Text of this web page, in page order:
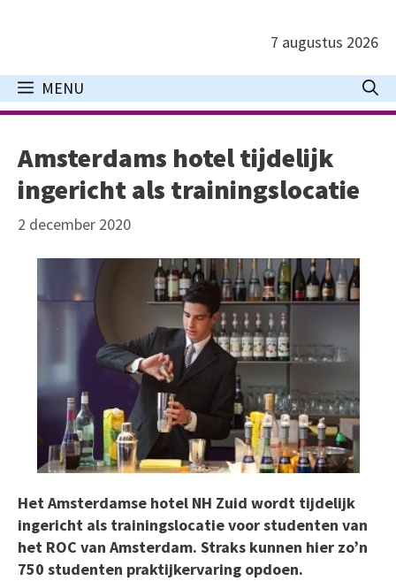
inhoud
7 augustus 2026
MENU
Amsterdams hotel tijdelijk
ingericht als trainingslocatie
2 december 2020
Het Amsterdamse hotel NH Zuid wordt tijdelijk
ingericht als trainingslocatie voor studenten van
het ROC van Amsterdam. Straks kunnen hier zo’n
750 studenten praktijkervaring opdoen.